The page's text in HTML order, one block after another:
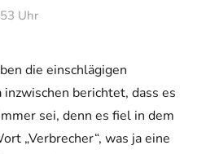
Uhr
die einschlägigen
berichtet, dass es
sei, denn es fiel in dem
„Verbrecher“, was ja eine